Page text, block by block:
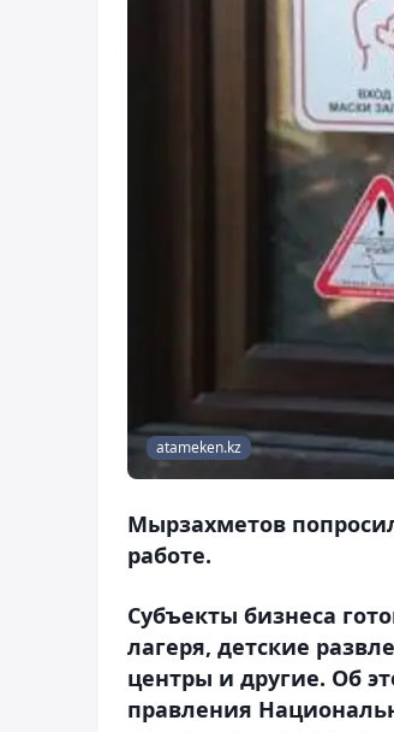
atameken.kz
Мырзахметов
работе.
Субъекты бизнеса
лагеря, детские
центры и другие. Об
правления